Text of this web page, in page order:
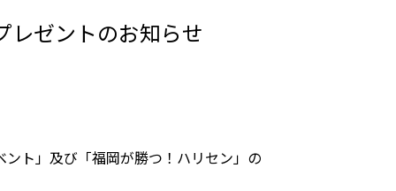
レゼントのお知らせ
ト」及び「福岡が勝つ！ハリセン」の